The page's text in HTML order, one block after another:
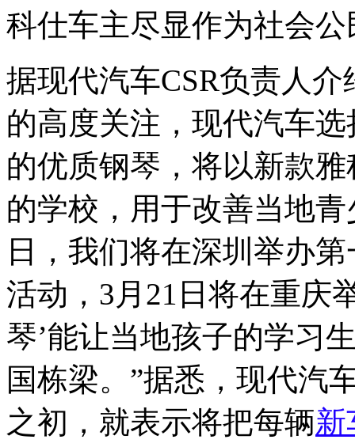
科仕车主尽显作为社会
据现代汽车CSR负责人
的高度关注，现代汽车
的优质钢琴，将以新款
的学校，用于改善当地
日，我们将在深圳举办
活动，3月21日将在重庆
琴’能让当地孩子的学习
国栋梁。”据悉，现代汽
之初，就表示将把每辆新